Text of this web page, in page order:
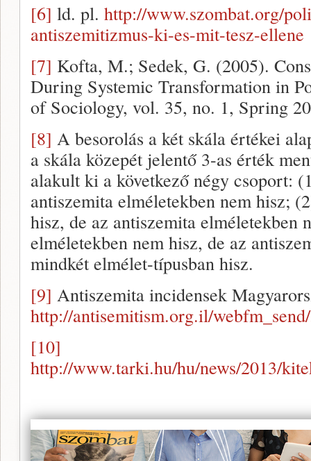
[6] ld. pl. http://www.szombat.org/
antiszemitizmus-ki-es-mit-tesz-ellene
[7] Kofta, M.; Sedek, G. (2005).
During Systemic Transformation in
of Sociology, vol. 35, no. 1, Spring
[8] A besorolás a két skála értékei
a skála közepét jelentő 3-as érték
alakult ki a következő négy csoport:
antiszemita elméletekben nem hisz;
hisz, de az antiszemita elméletekben
elméletekben nem hisz, de az
mindkét elmélet-típusban hisz.
[9] Antiszemita incidensek
http://antisemitism.org.il/
[10]
http://www.tarki.hu/hu/news/2013/